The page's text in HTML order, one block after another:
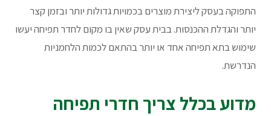
התפוקה בעסק ליצירת מוצרים בכמויות גדולות יותר ובזמן קצר
יותר והגדלת ההכנסות. בבית עסק שאין בו מקום לחדר תפיחה יעשו
שימוש בתא תפיחה אחד או יותר בהתאם לכמות הלחמניות
הנדרשת.
מדוע בכלל צריך חדרי תפיחה